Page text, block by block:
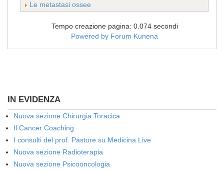
Le metastasi ossee
Tempo creazione pagina: 0.074 secondi
Powered by Forum Kunena
IN EVIDENZA
Nuova sezione Chirurgia Toracica
Il Cancer Coaching
I consulti del prof. Pastore su Medicina Live
Nuova sezione Radioterapia
Nuova sezione Psicooncologia